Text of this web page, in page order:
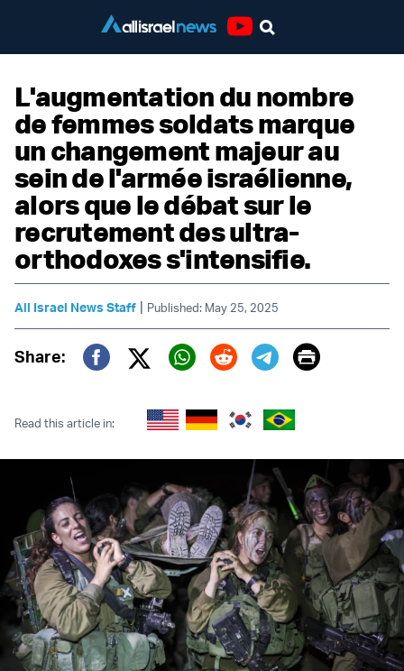
L'augmentation du nombre
de femmes soldats marque
un changement majeur au
sein de l'armée israélienne,
alors que le débat sur le
recrutement des ultra-
orthodoxes s'intensifie.
All Israel News Staff | Published: May 25, 2025
Share:
Twitter (X)
Print
Read this article in: